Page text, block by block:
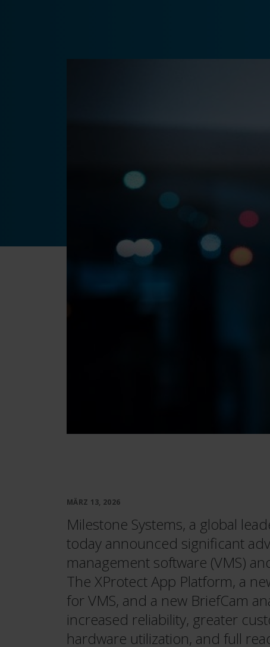
MÄRZ 13, 2026
Milestone Systems, a global
today announced significant
management software (VMS)
The XProtect App Platform, a
for VMS, and a new BriefCam
increased reliability, greater
hardware utilization, and full